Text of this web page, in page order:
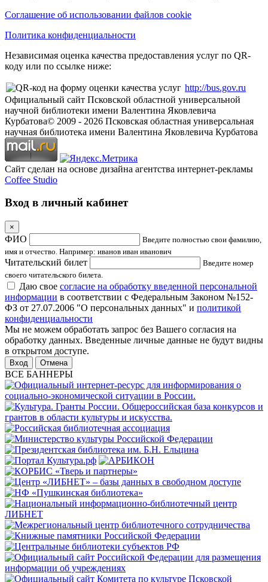
Соглашение об использовании файлов cookie
Политика конфиденциальности
Независимая оценка качества предоставления услуг по QR-
коду или по ссылке ниже:
http://bus.gov.ru
Официальный сайт Псковской областной универсальной
научной библиотеки имени Валентина Яковлевича
Курбатова© 2009 - 2026 Псковская областная универсальная
научная библиотека имени Валентина Яковлевича Курбатова
Сайт сделан на основе дизайна агентства интернет-рекламы
Coffee Studio
Вход в личный кабинет
×
ФИО
Введите полностью свои фамилию,
имя и отчество. Например: иванов иван иванович
Читательский билет
Введите номер
своего читательского билета.
Даю свое согласие на обработку введенной персональной
информации в соответствии с Федеральным Законом №152-
ФЗ от 27.07.2006 "О персональных данных" и политикой
конфиденциальности
Мы не можем обработать запрос без Вашего согласия на
обработку данных. Введенные личные данные не будут видны
в открытом доступе.
Отмена
ВСЕ БАННЕРЫ